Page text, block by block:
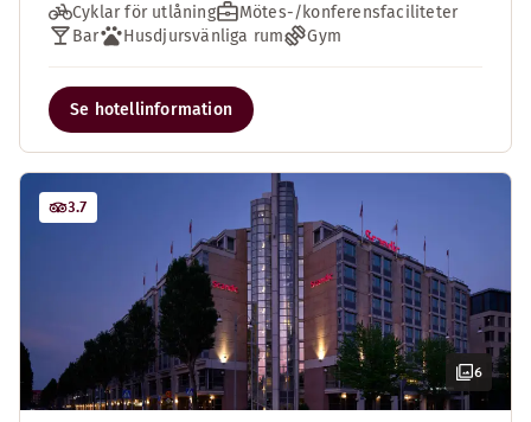
Cyklar för utlåning
Mötes-/konferensfaciliteter
Bar
Husdjursvänliga rum Gym
Se hotellinformation
6
3.7